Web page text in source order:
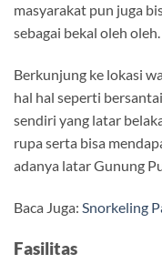
masyarakat pun juga
sebagai bekal oleh oleh.
Berkunjung ke lokasi
hal hal seperti
sendiri yang latar
rupa serta bisa
adanya latar Gunung
Baca Juga: Snorkeling
Fasilitas